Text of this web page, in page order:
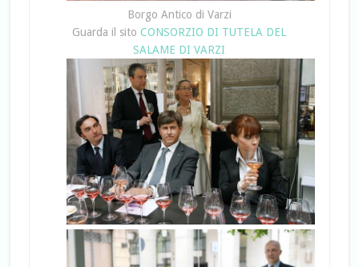
Borgo Antico di Varzi
Guarda il sito CONSORZIO DI TUTELA DEL
SALAME DI VARZI